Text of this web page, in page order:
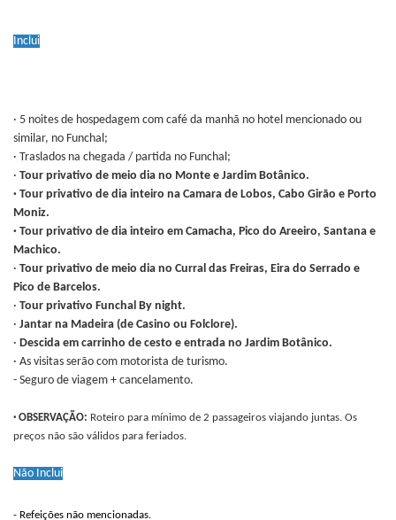
Inclui
· 5 noites de hospedagem com café da manhã no hotel mencionado ou
similar, no Funchal;
· Traslados na chegada / partida no Funchal;
· Tour privativo de meio dia no Monte e Jardim Botânico.
· Tour privativo de dia inteiro na Camara de Lobos, Cabo Girão e Porto
Moniz.
· Tour privativo de dia inteiro em Camacha, Pico do Areeiro, Santana e
Machico.
· Tour privativo de meio dia no Curral das Freiras, Eira do Serrado e
Pico de Barcelos.
· Tour privativo Funchal By night.
· Jantar na Madeira (de Casino ou Folclore).
· Descida em carrinho de cesto e entrada no Jardim Botânico.
· As visitas serão com motorista de turismo.
- Seguro de viagem + cancelamento.
· OBSERVAÇÃO: Roteiro para mínimo de 2 passageiros viajando juntas. Os
preços não são válidos para feriados.
Não Inclui
- Refeições não mencionadas.